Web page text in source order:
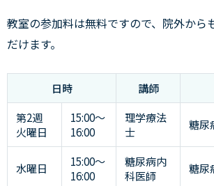
教室の参加料は無料ですので、院外から
だけます。
日時 講師
第2週
火曜日
15:00～
16:00
理学療法
士
糖尿
水曜日
15:00～
16:00
糖尿病内
科医師
糖尿